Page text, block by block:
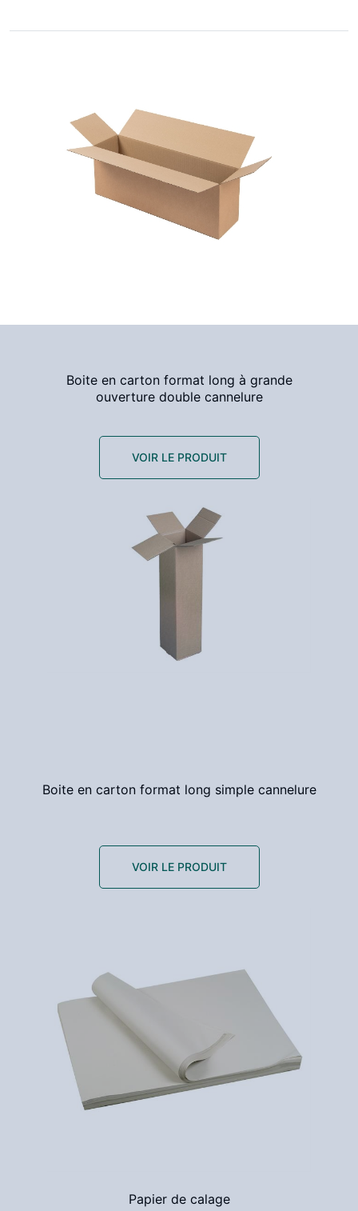
Boite en carton format long à grande
ouverture double cannelure
VOIR LE PRODUIT
Boite en carton format long simple cannelure
VOIR LE PRODUIT
Papier de calage